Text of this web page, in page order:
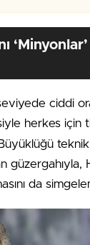
‘Minyonlar’
ciddi
herkes için
güzergahıyla,
da